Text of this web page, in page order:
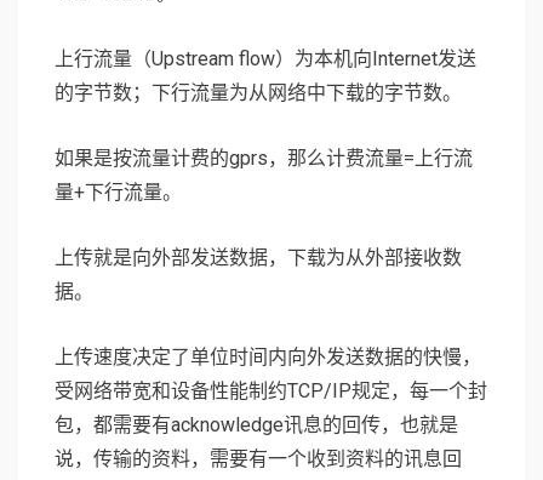
上行流量（Upstream flow）为本机向Internet发送
的字节数；下行流量为从网络中下载的字节数。
如果是按流量计费的gprs，那么计费流量=上行流
量+下行流量。
上传就是向外部发送数据，下载为从外部接收数
据。
上传速度决定了单位时间内向外发送数据的快慢，
受网络带宽和设备性能制约TCP/IP规定，每一个封
包，都需要有acknowledge讯息的回传，也就是
说，传输的资料，需要有一个收到资料的讯息回